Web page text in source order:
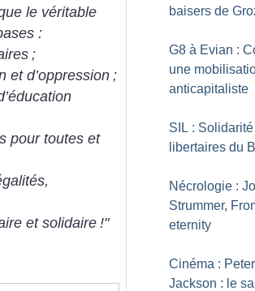
le véritable
:
;
et d’oppression ;
pour toutes et
et solidaire !"
baisers de
G8 à Evian :
une
anticapitaliste
SIL :
libertaires du
Nécrologie :
Strummer,
eternity
Cinéma : Peter
Jackson : le